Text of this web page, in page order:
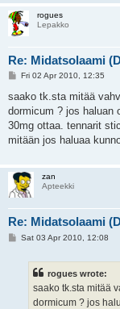
rogues
Lepakko
Re: Midatsolaami
P
s
Fri 02 Apr 2010, 12:35
saako tk.sta mitää
dormicum ? jos haluan
30mg ottaa. tennarit
mitään jos haluaa
zan
Apteekki
Re: Midatsolaami
PSat 03 Apr 2010, 12:08
rogues wrote:
saako tk.sta mitää
dormicum ? jos